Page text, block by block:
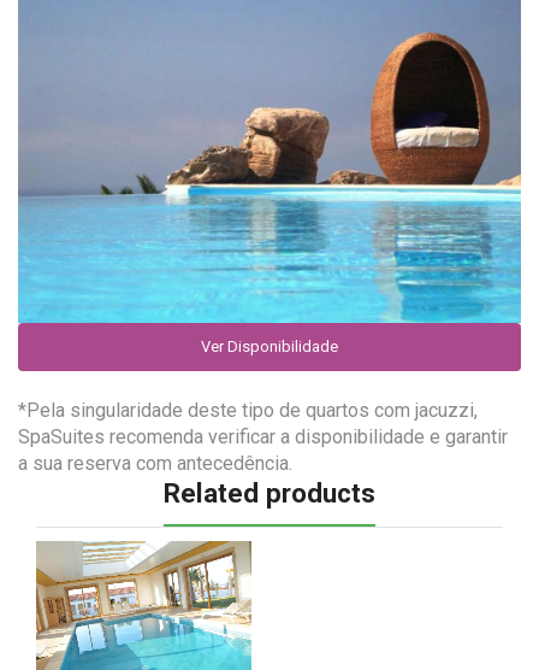
Ver Disponibilidade
*Pela singularidade deste tipo de quartos com jacuzzi,
SpaSuites recomenda verificar a disponibilidade e garantir
a sua reserva com antecedência.
Related products